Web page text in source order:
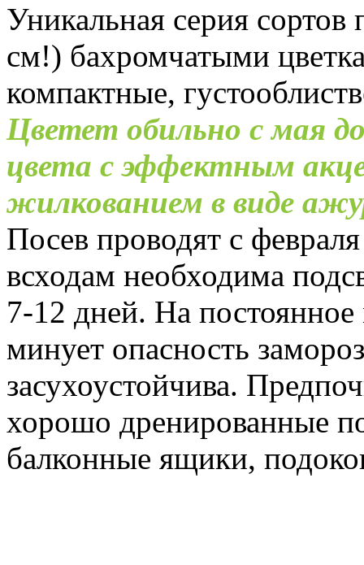
Уникальная серия
см!) бахромчатыми
компактные,
Цветет обильно с мая
цвета с эффектным
жилкованием в виде
Посев проводят с
всходам необходима
7-12 дней. На
минует опасность
засухоустойчива.
хорошо дренированные
балконные ящики,